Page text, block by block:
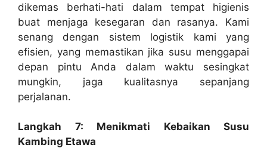
dikemas berhati-hati dalam tempat higienis
buat menjaga kesegaran dan rasanya. Kami
senang dengan sistem logistik kami yang
efisien, yang memastikan jika susu menggapai
depan pintu Anda dalam waktu sesingkat
mungkin, jaga kualitasnya sepanjang
perjalanan.
Langkah 7: Menikmati Kebaikan Susu
Kambing Etawa